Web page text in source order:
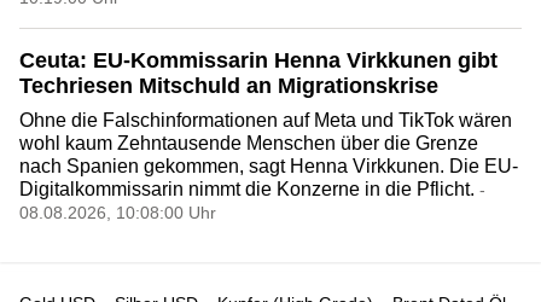
Ceuta: EU-Kommissarin Henna Virkkunen gibt
Techriesen Mitschuld an Migrationskrise
Ohne die Falschinformationen auf Meta und TikTok wären
wohl kaum Zehntausende Menschen über die Grenze
nach Spanien gekommen, sagt Henna Virkkunen. Die EU-
Digitalkommissarin nimmt die Konzerne in die Pflicht. -
08.08.2026, 10:08:00 Uhr